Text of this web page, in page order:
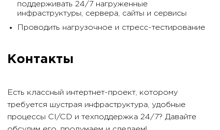
поддерживать 24/7 нагруженные
инфраструктуры, сервера, сайты и сервисы
Проводить нагрузочное и стресс-тестирование
Контакты
Есть классный интертнет-проект, которому
требуется шустрая инфраструктура, удобные
процессы CI/CD и техподдержка 24/7? Давайте